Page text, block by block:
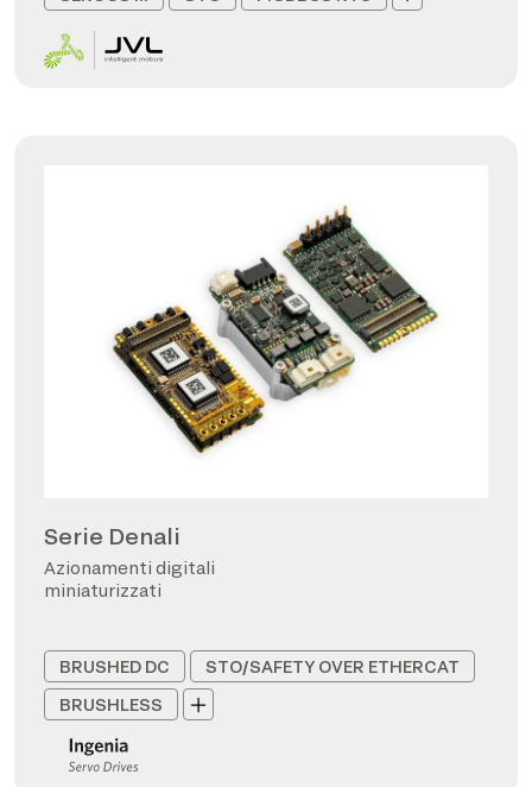
Serie Denali
Azionamenti digitali
miniaturizzati
BRUSHED DC
STO/SAFETY OVER ETHERCAT
BRUSHLESS